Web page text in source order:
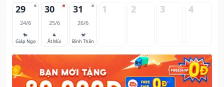
29
24/6
🐎
Giáp Ngọ
30
25/6
🐐
Ất Mùi
31
26/6
🐒
Bính Thân
1 2 3 4